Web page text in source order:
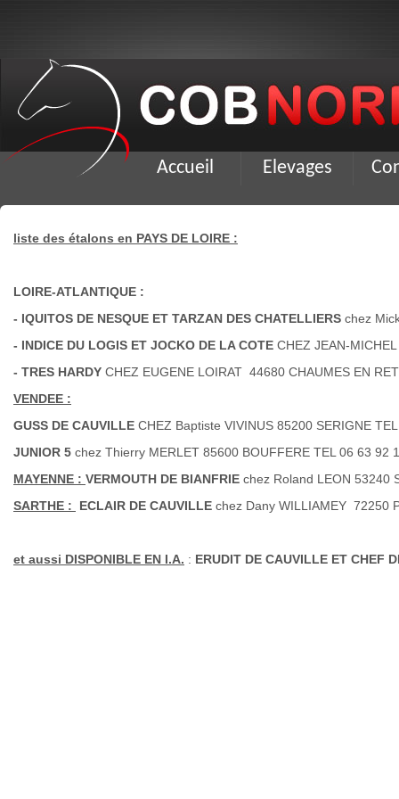
Accueil Elevages
liste des étalons en PAYS DE LOIRE :
LOIRE-ATLANTIQUE :
- IQUITOS DE NESQUE ET TARZAN DES CHATELLIERS chez
- INDICE DU LOGIS ET JOCKO DE LA COTE CHEZ JEAN-
- TRES HARDY CHEZ EUGENE LOIRAT 44680 CHAUMES EN
VENDEE :
GUSS DE CAUVILLE CHEZ Baptiste VIVINUS 85200 SERIGNE
JUNIOR 5 chez Thierry MERLET 85600 BOUFFERE TEL 06 63 92
MAYENNE : VERMOUTH DE BIANFRIE chez Roland LEON 53240
SARTHE :
ECLAIR DE CAUVILLE chez Dany WILLIAMEY 72250
et aussi DISPONIBLE EN I.A. : ERUDIT DE CAUVILLE ET CHEF